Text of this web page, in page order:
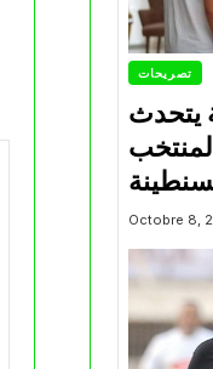
تصريحات
يتحدث
Octobre 8,